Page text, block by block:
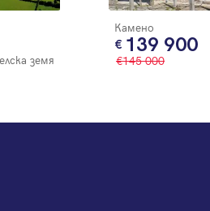
земя
Камено
139 900
145 000